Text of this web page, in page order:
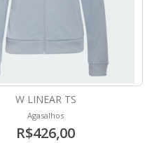
W LINEAR TS
Agasalhos
R$426,00